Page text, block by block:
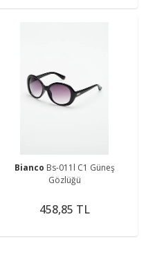
Bianco Bs-011l C1 Güneş
Gözlüğü
458,85 TL